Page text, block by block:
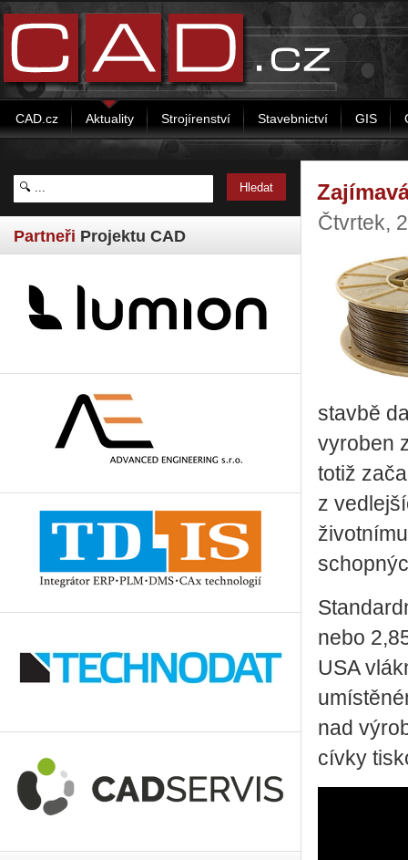
CAD.cz Aktuality Strojírenství Stavebnictví GIS
Partneři Projektu CAD
Čtvrtek,
stavbě
vyroben
totiž
z
nebo
USA
nad
cívky